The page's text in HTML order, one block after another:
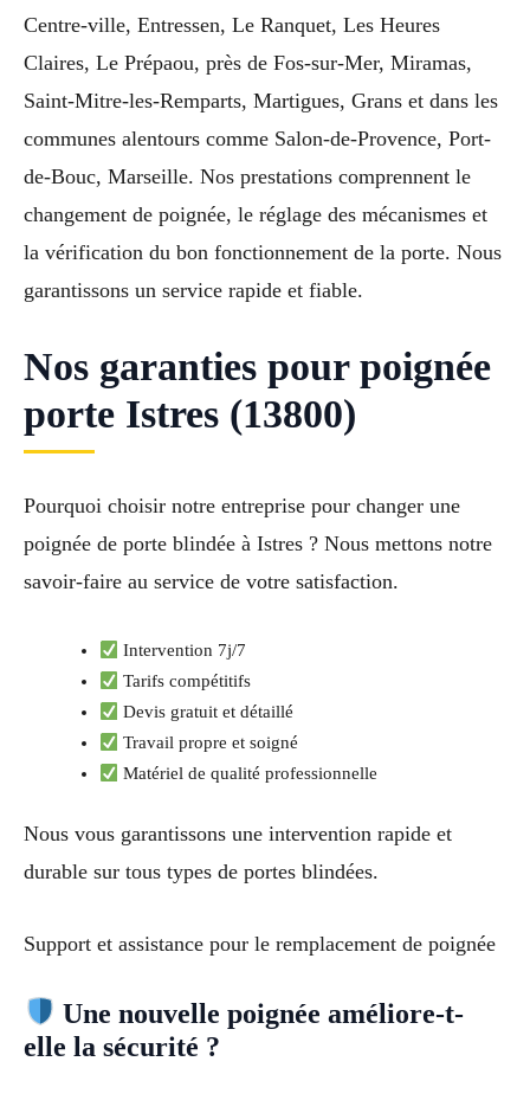
Centre-ville, Entressen, Le Ranquet, Les Heures
Claires, Le Prépaou, près de Fos-sur-Mer, Miramas,
Saint-Mitre-les-Remparts, Martigues, Grans et dans les
communes alentours comme Salon-de-Provence, Port-
de-Bouc, Marseille. Nos prestations comprennent le
changement de poignée, le réglage des mécanismes et
la vérification du bon fonctionnement de la porte. Nous
garantissons un service rapide et fiable.
Nos garanties pour poignée
porte Istres (13800)
Pourquoi choisir notre entreprise pour changer une
poignée de porte blindée à Istres ? Nous mettons notre
savoir-faire au service de votre satisfaction.
Intervention 7j/7
Tarifs compétitifs
Devis gratuit et détaillé
Travail propre et soigné
Matériel de qualité professionnelle
Nous vous garantissons une intervention rapide et
durable sur tous types de portes blindées.
Support et assistance pour le remplacement de poignée
Une nouvelle poignée améliore-t-
elle la sécurité ?